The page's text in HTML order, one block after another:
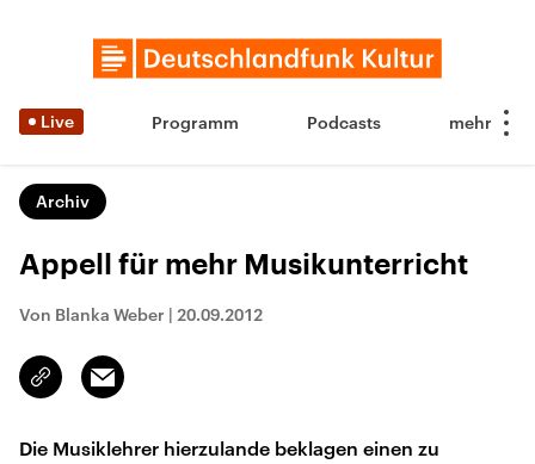
Live Programm Podcasts
Archiv
Appell für mehr Musikunterricht
Von Blanka Weber | 20.09.2012
Link
kopieren/teilen
Email
Die Musiklehrer hierzulande beklagen einen zu